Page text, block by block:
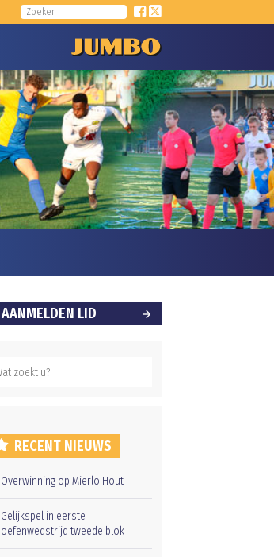
AANMELDEN LID
RECENT NIEUWS
Overwinning op Mierlo Hout
Gelijkspel in eerste
oefenwedstrijd tweede blok